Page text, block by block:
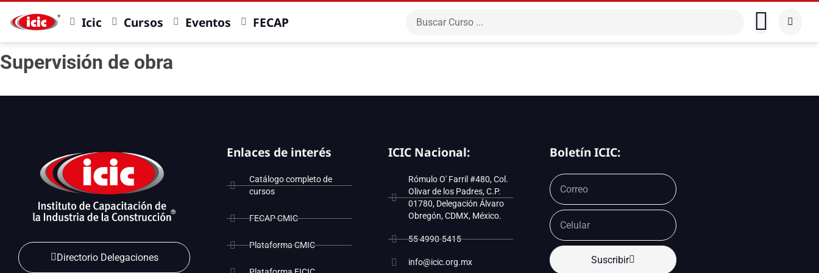
Icic Cursos Eventos FECAP
Supervisión de obra
Directorio Delegaciones
Enlaces de interés
Catálogo completo de
cursos
FECAP CMIC
Plataforma CMIC
ICIC Nacional:
Rómulo O' Farril #480, Col.
Olivar de los Padres, C.P.
01780, Delegación Álvaro
Obregón, CDMX, México.
55 4990-5415
info@icic.org.mx
Boletín ICIC:
Suscribir